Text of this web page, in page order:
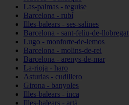
Las-palmas - teguise
Barcelona - rubí
Illes-balears - ses-salines
Barcelona - sant-feliu-de-llobregat
Lugo - monforte-de-lemos
Barcelona - molins-de-rei
Barcelona - arenys-de-mar
La-rioja - haro
Asturias - cudillero
Girona - banyoles
Illes-balears - inca
Illes-balears - artà